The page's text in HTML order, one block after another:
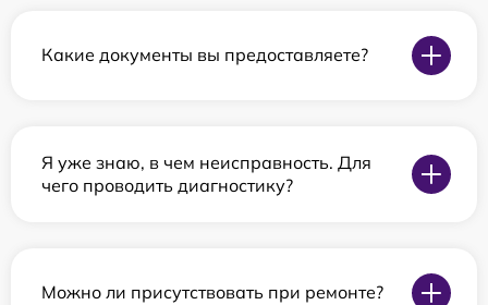
Какие документы вы предоставляете?
Я уже знаю, в чем неисправность. Для
чего проводить диагностику?
Можно ли присутствовать при ремонте?